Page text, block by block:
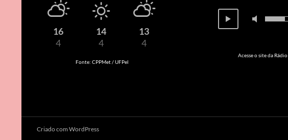
16
4
14
4
13
4
Fonte: CPPMet / UFPel
Acesse o site da Rádio
Criado com WordPress